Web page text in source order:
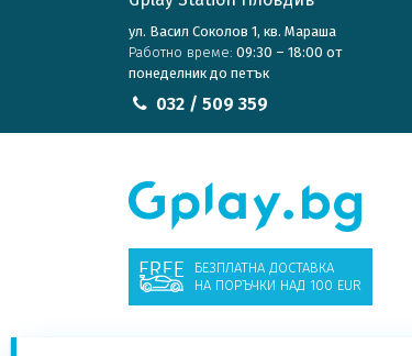
ул. Васил Соколов 1, кв. Мараша
Работно време: 09:30 – 18:00 от
понеделник до петък
032 / 509 359
БЕЗПЛАТНА ДОСТАВКА
НА ПОРЪЧКИ НАД 100 EUR